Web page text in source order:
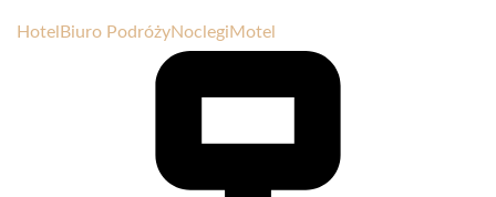
Hotel Biuro PodróżyNoclegi Motel